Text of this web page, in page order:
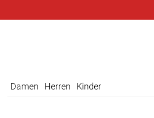
Damen Herren Kinder